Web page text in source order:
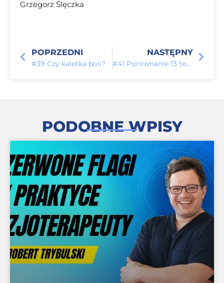
Grzegorz Ślęczka
POPRZEDNI
#39 Czy kaletka boli?
NASTĘPNY
#41 Porównanie 13 testów dla ostrego bólu barku
PODOBNE WPISY